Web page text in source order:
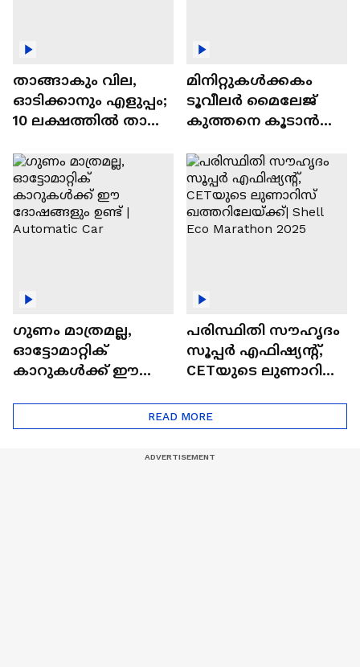
താങ്ങാകും വില,
ഓടിക്കാനും എളുപ്പം;
10 ലക്ഷത്തിൽ താഴെ
ഓട്ടോമാറ്റിക്ക്
എസ്‍യുവികൾ
മിനിറ്റുകൾക്കകം
ടൂവീലർ മൈലേജ്
കുത്തനെ കൂടാൻ
ഗുണം മാത്രമല്ല,
ഓട്ടോമാറ്റിക്
കാറുകൾക്ക് ഈ
പരിസ്ഥിതി സൗഹൃദം
സൂപ്പർ എഫിഷ്യന്റ്,
CETയുടെ ലുണാറിസ്
Eco Marathon 2025
READ MORE